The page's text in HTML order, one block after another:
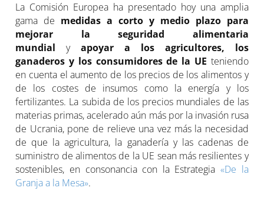
La Comisión Europea ha presentado hoy una amplia
gama de medidas a corto y medio plazo para
mejorar la seguridad alimentaria
mundial yapoyar a los agricultores, los
ganaderos y los consumidores de la UE teniendo
en cuenta el aumento de los precios de los alimentos y
de los costes de insumos como la energía y los
fertilizantes. La subida de los precios mundiales de las
materias primas, acelerado aún más por la invasión rusa
de Ucrania, pone de relieve una vez más la necesidad
de que la agricultura, la ganadería y las cadenas de
suministro de alimentos de la UE sean más resilientes y
sostenibles, en consonancia con la Estrategia«De la
Granja a la Mesa».